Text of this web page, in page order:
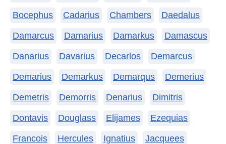
Bocephus Cadarius Chambers Daedalus
Damarcus Damarius Damarkus Damascus
Danarius Davarius Decarlos Demarcus
Demarius Demarkus Demarqus Demerius
Demetris Demorris Denarius Dimitris
Dontavis Douglass Elijames Ezequias
Francois Hercules Ignatius Jacquees